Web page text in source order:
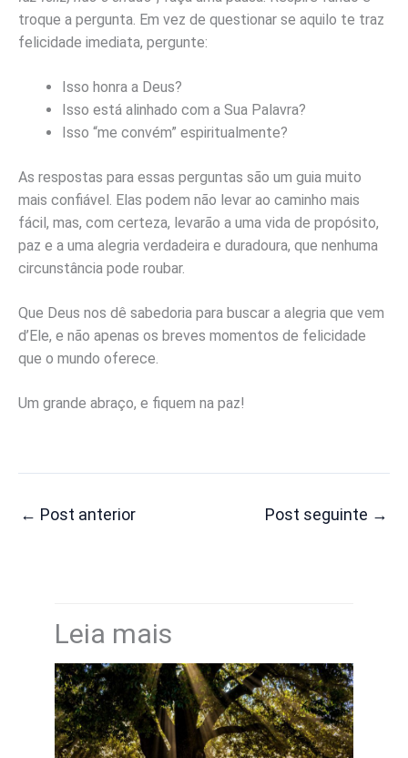
troque a pergunta. Em vez de questionar se aquilo te traz
felicidade imediata, pergunte:
Isso honra a Deus?
Isso está alinhado com a Sua Palavra?
Isso “me convém” espiritualmente?
As respostas para essas perguntas são um guia muito
mais confiável. Elas podem não levar ao caminho mais
fácil, mas, com certeza, levarão a uma vida de propósito,
paz e a uma alegria verdadeira e duradoura, que nenhuma
circunstância pode roubar.
Que Deus nos dê sabedoria para buscar a alegria que vem
d’Ele, e não apenas os breves momentos de felicidade
que o mundo oferece.
Um grande abraço, e fiquem na paz!
← Post anterior Post seguinte →
Leia mais